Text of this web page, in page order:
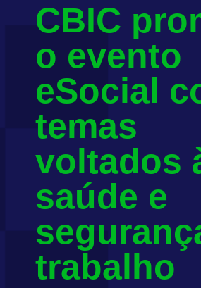
CBIC
o evento
eSocial
temas
voltados
saúde e
trabalho